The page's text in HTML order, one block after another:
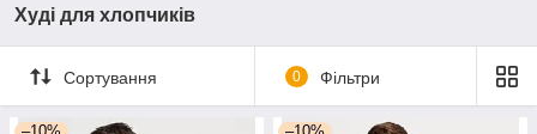
Худі для хлопчиків
Сортування 0 Фільтри